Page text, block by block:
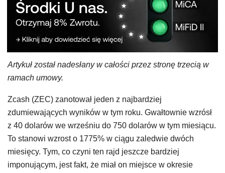
Artykuł został nadesłany w całości przez stronę trzecią w
ramach umowy.
Zcash (ZEC) zanotował jeden z najbardziej
zdumiewających wyników w tym roku. Gwałtownie wzrósł
z 40 dolarów we wrześniu do 750 dolarów w tym miesiącu.
To stanowi wzrost o 1775% w ciągu zaledwie dwóch
miesięcy. Tym, co czyni ten rajd jeszcze bardziej
imponującym, jest fakt, że miał on miejsce w okresie